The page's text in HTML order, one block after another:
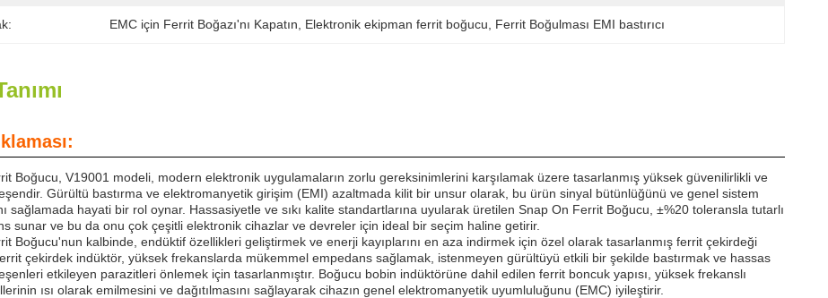
EMC için Ferrit Boğazı'nı Kapatın Elektronik ekipman ferrit boğucu Ferrit Boğulması EMI bastırıcı
Boğucu, V19001 modeli, modern elektronik uygulamaların zorlu gereksinimlerini karşılamak üzere tasarlanmış yüksek güvenilirlikli ve
Gürültü bastırma ve elektromanyetik girişim (EMI) azaltmada kilit bir unsur olarak, bu ürün sinyal bütünlüğünü ve genel sistem
sağlamada hayati bir rol oynar. Hassasiyetle ve sıkı kalite standartlarına uyularak üretilen Snap On Ferrit Boğucu, ±%20 toleransla tutarlı
sunar ve bu da onu çok çeşitli elektronik cihazlar ve devreler için ideal bir seçim haline getirir.
Boğucu'nun kalbinde, endüktif özellikleri geliştirmek ve enerji kayıplarını en aza indirmek için özel olarak tasarlanmış ferrit çekirdeği
çekirdek indüktör, yüksek frekanslarda mükemmel empedans sağlamak, istenmeyen gürültüyü etkili bir şekilde bastırmak ve hassas
etkileyen parazitleri önlemek için tasarlanmıştır. Boğucu bobin indüktörüne dahil edilen ferrit boncuk yapısı, yüksek frekanslı
ısı olarak emilmesini ve dağıtılmasını sağlayarak cihazın genel elektromanyetik uyumluluğunu (EMC) iyileştirir.